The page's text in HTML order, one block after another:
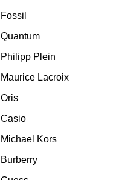
Fossil
Quantum
Philipp Plein
Maurice Lacroix
Oris
Casio
Michael Kors
Burberry